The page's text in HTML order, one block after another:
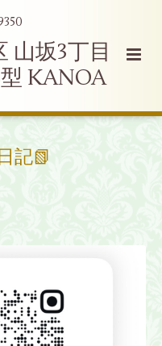
山坂3丁目
KANOA
記📗